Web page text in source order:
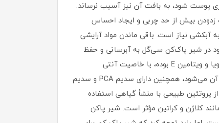
پوست شود، به بافت آن نیز آسیب نرساند.
زدودن بیش از حد چربی و ایجاد احساس
نیاز است. باقی ماندن مواد آرایشی
در شیر پاک‌کن سی‌گل به آبرسانی و حفظ
رطوبت پوست کمک کرده و در افزایش نرمی، لطافت و بهبود ساختار آن تأثیر مثبتی دارد. این محصول حاوی پروتئین سویا و ویتامین E بوده، با خاصیت آنتی
اکسیدانی خود به خوبی از پوست در برابر رادیکال‌های آزاد و عوامل محیطی محافظت می‌کند و مانع بروز پیری زودرس در آن می‌شود، همچنین دارای سدیم PCA و سدیم
طبیعی با منشأ گیاهی استفاده
کلاژن و کراتین مؤثر است. شیر پاکن